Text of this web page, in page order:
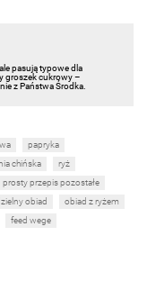
pasują typowe dla
groszek cukrowy –
z Państwa Środka.
papryka
chińska
ryż
prosty przepis pozostałe
obiad
obiad z ryżem
feed wege